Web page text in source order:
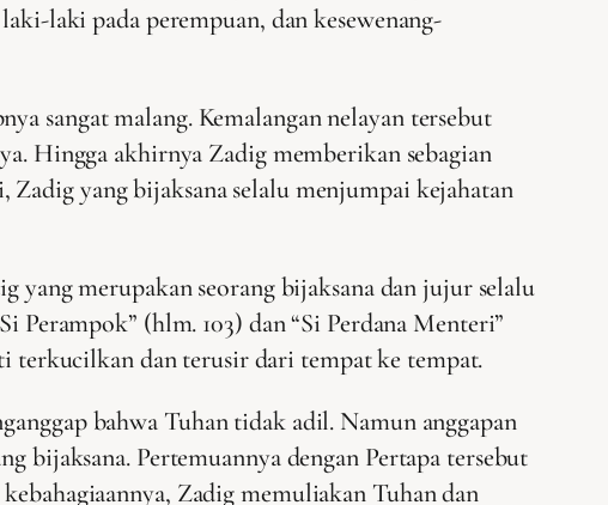
laki pada perempuan, dan kesewenang-
sangat malang. Kemalangan nelayan tersebut
Hingga akhirnya Zadig memberikan sebagian
Zadig yang bijaksana selalu menjumpai kejahatan
yang merupakan seorang bijaksana dan jujur selalu
Perampok” (hlm. 103) dan “Si Perdana Menteri”
terkucilkan dan terusir dari tempat ke tempat.
bahwa Tuhan tidak adil. Namun anggapan
bijaksana. Pertemuannya dengan Pertapa tersebut
Zadig memuliakan Tuhan dan